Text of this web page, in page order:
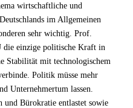
wirtschaftliche und
im Allgemeinen
sehr wichtig. Prof.
die einzige politische Kraft in
Stabilität mit technologischem
Politik müsse mehr
Unternehmertum lassen.
und Bürokratie entlastet sowie